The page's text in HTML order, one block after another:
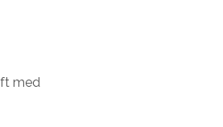
med